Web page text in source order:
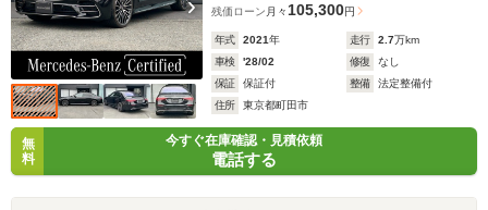
残価ローン 月々105,300円
年式 2021年 走行 2.7万km
車検
'28/02 修復
なし
保証
保証付 整備
法定整備付
住所
東京都町田市
無
料
今すぐ在庫確認・見積依頼
電話する